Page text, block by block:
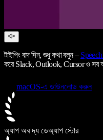
টাইপিং বাদ দিন, শুধু কথা বলুন –
করে Slack, Outlook, Cursor ও সব
macOS-এ ডাউনলোড করুন
অ্যাপ অব দ্য ডেঅ্যাপ স্টোর